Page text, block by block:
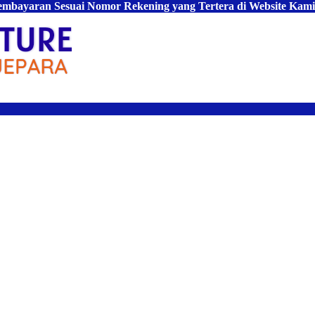
Sesuai Nomor Rekening yang Tertera di Website